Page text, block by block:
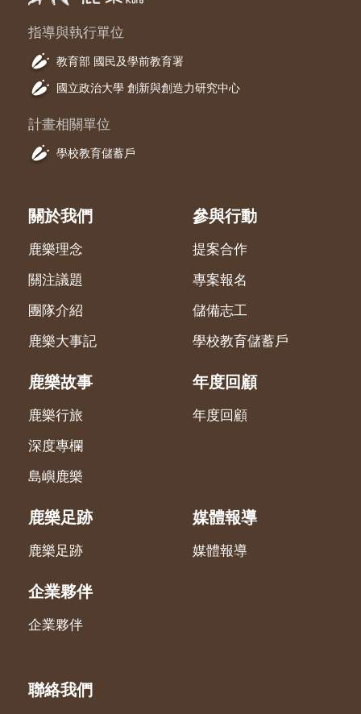
指導與執行單位
教育部 國民及學前教育署
國立政治大學 創新與創造力研究中心
計畫相關單位
學校教育儲蓄戶
關於我們
鹿樂理念
關注議題
團隊介紹
鹿樂大事記
參與行動
提案合作
專案報名
儲備志工
學校教育儲蓄戶
鹿樂故事
鹿樂行旅
深度專欄
島嶼鹿樂
年度回顧
年度回顧
鹿樂足跡
鹿樂足跡
媒體報導
媒體報導
企業夥伴
企業夥伴
聯絡我們